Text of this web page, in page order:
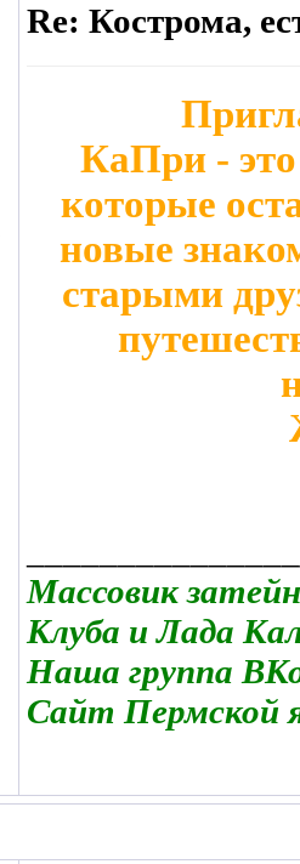
Re: Кострома,
КаПри -
которые
новые
старыми
Массовик
Клуба и Лада
Наша группа
Сайт Пермской